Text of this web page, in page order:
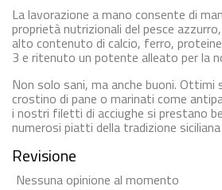
La lavorazione a mano consente di
proprietà nutrizionali del pesce
alto contenuto di calcio, ferro,
3 e ritenuto un potente alleato per la
Non solo sani, ma anche buoni. Ottimi
crostino di pane o marinati come
i nostri filetti di acciughe si prestano
numerosi piatti della tradizione
Revisione
Nessuna opinione al momento